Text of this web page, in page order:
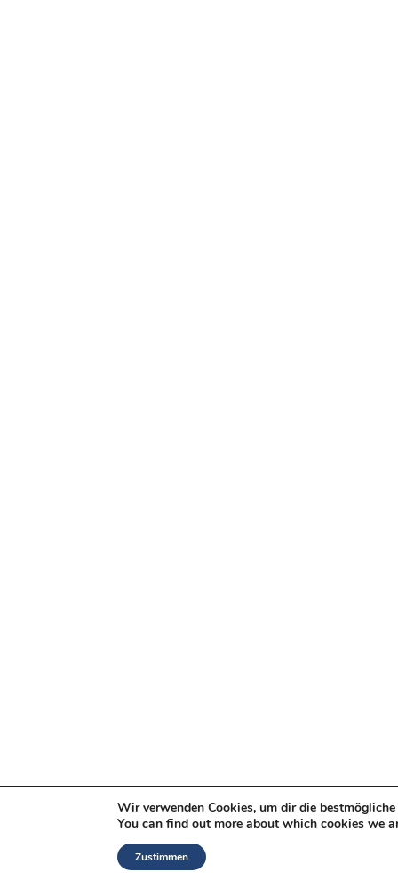
Wir verwenden Cookies, um dir die
You can find out more about which cookies we
Zustimmen